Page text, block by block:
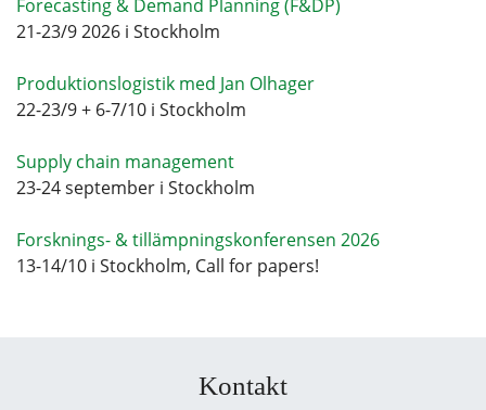
Forecasting & Demand Planning (F&DP)
21-23/9 2026 i Stockholm
Produktionslogistik med Jan Olhager
22-23/9 + 6-7/10 i Stockholm
Supply chain management
23-24 september i Stockholm
Forsknings- & tillämpningskonferensen 2026
13-14/10 i Stockholm, Call for papers!
Kontakt